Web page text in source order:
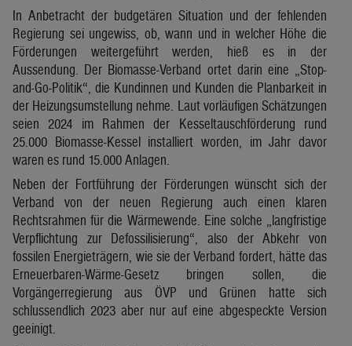
In Anbetracht der budgetären Situation und der fehlenden
Regierung sei ungewiss, ob, wann und in welcher Höhe die
Förderungen weitergeführt werden, hieß es in der
Aussendung. Der Biomasse-Verband ortet darin eine „Stop-
and-Go-Politik“, die Kundinnen und Kunden die Planbarkeit in
der Heizungsumstellung nehme. Laut vorläufigen Schätzungen
seien 2024 im Rahmen der Kesseltauschförderung rund
25.000 Biomasse-Kessel installiert worden, im Jahr davor
waren es rund 15.000 Anlagen.
Neben der Fortführung der Förderungen wünscht sich der
Verband von der neuen Regierung auch einen klaren
Rechtsrahmen für die Wärmewende. Eine solche „langfristige
Verpflichtung zur Defossilisierung“, also der Abkehr von
fossilen Energieträgern, wie sie der Verband fordert, hätte das
Erneuerbaren-Wärme-Gesetz bringen sollen, die
Vorgängerregierung aus ÖVP und Grünen hatte sich
schlussendlich 2023 aber nur auf eine abgespeckte Version
geeinigt.